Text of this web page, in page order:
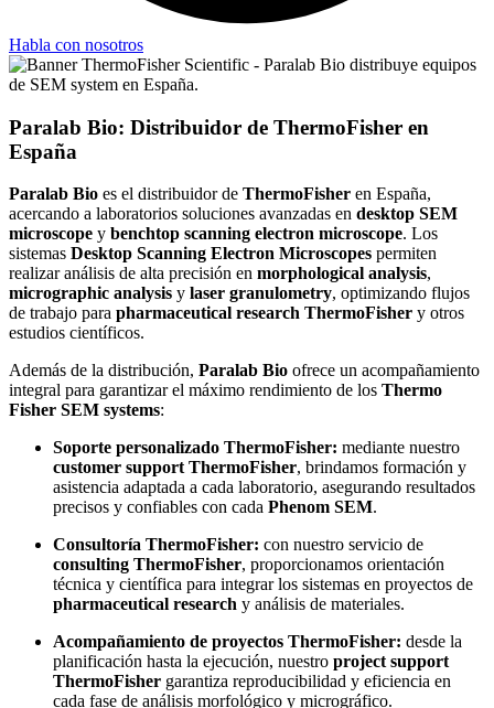
Habla con nosotros
Paralab Bio: Distribuidor de ThermoFisher en
España
Paralab Bio es el distribuidor de ThermoFisher en España,
acercando a laboratorios soluciones avanzadas en desktop SEM
microscope y benchtop scanning electron microscope. Los
sistemas Desktop Scanning Electron Microscopes permiten
realizar análisis de alta precisión en morphological analysis,
micrographic analysis y laser granulometry, optimizando flujos
de trabajo para pharmaceutical research ThermoFisher y otros
estudios científicos.
Además de la distribución, Paralab Bio ofrece un acompañamiento
integral para garantizar el máximo rendimiento de los Thermo
Fisher SEM systems:
Soporte personalizado ThermoFisher: mediante nuestro
customer support ThermoFisher, brindamos formación y
asistencia adaptada a cada laboratorio, asegurando resultados
precisos y confiables con cada Phenom SEM.
Consultoría ThermoFisher: con nuestro servicio de
consulting ThermoFisher, proporcionamos orientación
técnica y científica para integrar los sistemas en proyectos de
pharmaceutical research y análisis de materiales.
Acompañamiento de proyectos ThermoFisher: desde la
planificación hasta la ejecución, nuestro project support
ThermoFisher garantiza reproducibilidad y eficiencia en
cada fase de análisis morfológico y micrográfico.